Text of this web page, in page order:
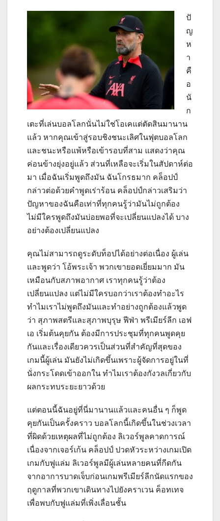
ปั
ญ
ห
า
คื
อ
นั
ก
เตะที่เล่นบอลโลกนั่นไม่ใช่โอเคแต่ตัดสินมานาน
แล้ว หากคุณเข้าสู่รอบชิงชนะเลิศในฟุตบอลโลก
และชนะหรือแพ้หรือเข้ารอบที่สาม แสดงว่าคุณ
ค่อนข้างยุ่งอยู่แล้ว ส่วนที่เหลือจะเริ่มในสัปดาห์ต่อ
มา เมื่อฉันเริ่มพูดถึงมัน ฉันโกรธมาก คล็อปป์
กล่าวต่อด้วยคำพูดเร่าร้อน คล็อปป์กล่าวเสริมว่า
ปัญหาของฉันคือเท่าที่ทุกคนรู้ว่ามันไม่ถูกต้อง
ไม่มีใครพูดถึงมันบ่อยพอที่จะเปลี่ยนแปลงได้ บาง
อย่างต้องเปลี่ยนแปลง
คุณไม่สามารถดูระดับท็อปได้อย่างต่อเนื่อง ผู้เล่น
และพูดว่า โอ้พระเจ้า พวกเขายอดเยี่ยมมาก มัน
เหมือนกับสภาพอากาศ เราทุกคนรู้ว่าต้อง
เปลี่ยนแปลง แต่ไม่มีใครบอกว่าเราต้องทำอะไร
ทำไมเราไม่พูดถึงมันและทำอย่างถูกต้องแล้วพูด
ว่า สุภาพสตรีและสุภาพบุรุษ ฟีฟ่า พรีเมียร์ลีก เอฟ
เอ เริ่มต้นคุยกัน ต้องมีการประชุมที่ทุกคนพูดคุย
กันและเรื่องเดียวควรเป็นส่วนที่สำคัญที่สุดของ
เกมนี้ผู้เล่น มันยังไม่เกิดขึ้นเพราะผู้จัดการอยู่ในที่
นั่งกระโดดเข้าออกใน ทำไมเราต้องกังวลเกี่ยวกับ
ผลกระทบระยะยาวด้วย
แต่ตอนนี้ฉันอยู่ที่นี่มานานแล้วและคนอื่น ๆ ก็พูด
คุยกันเป็นครั้งคราว บอลโลกนี้เกิดขึ้นในช่วงเวลา
ที่ผิดด้วยเหตุผลที่ไม่ถูกต้อง ลิเวอร์พูลคาดการณ์
เนื่องจากเจอร์เก้น คล็อปป์ ปวดหัวระหว่างเกมเปิด
เกมกับฟูแล่ม ลิเวอร์พูลมีผู้เล่นหลายคนที่กีดกัน
จากอาการบาดเจ็บก่อนเกมพรีเมียร์ลีกนัดแรกของ
ฤดูกาลที่พวกเขาเดินทางไปยังคราเวน ค็อทเทจ
เพื่อพบกับฟูแล่มที่เพิ่งเลื่อนชั้น